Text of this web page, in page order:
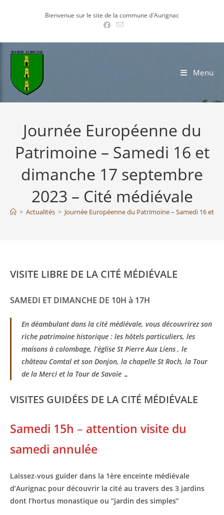
Bienvenue sur le site de la commune d'Aurignac
Menu
Journée Européenne du
Patrimoine – Samedi 16 et
dimanche 17 septembre
2023 – Cité médiévale
> Actualités > Journée Européenne du Patrimoine – Samedi 16 et
VISITE LIBRE DE LA CITÉ MÉDIÉVALE
SAMEDI ET DIMANCHE DE 10H à 17H
En déambulant dans la cité médiévale, vous découvrirez son
riche patrimoine historique : les hôtels particuliers, les
maisons à colombage, l’église St Pierre Aux Liens , le
château Comtal et son Donjon, la chapelle St Roch, la Tour
de la Merci et la Tour de Savoie …
VISITES GUIDÉES DE LA CITÉ MÉDIÉVALE
Samedi 15h – attention visite du
samedi annulée
Laissez-vous guider dans la 1ère enceinte médiévale
d’Aurignac pour découvrir la cité au travers des 3 jardins
dont l’hortus monastique ou “jardin des simples”